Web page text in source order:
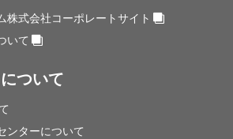
株式会社コーポレートサイト
いて
ついて
ンターについて